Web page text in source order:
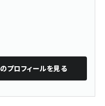
のプロフィールを見る